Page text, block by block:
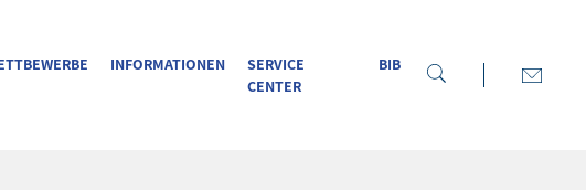
INFORMATIONEN
SERVICE
CENTER
BIB